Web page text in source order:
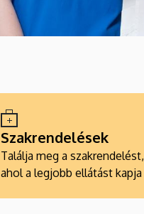
Szakrendelések
Találja meg a szakrendelést,
ahol a legjobb ellátást kapja